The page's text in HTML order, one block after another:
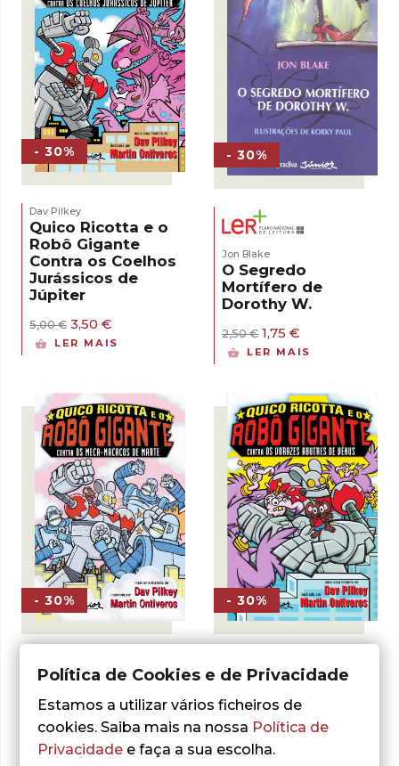
- 30%
Dav Pilkey
Quico Ricotta e o
Robô Gigante
Contra os Coelhos
Jurássicos de
Júpiter
5,00€ O
preço
3,50 €
preço
LER MAIS
- 30%
Jon Blake
O Segredo
Mortífero de
Dorothy W.
2,50€ O
preço
2,50 €.
1,75 €
preço
1,75 €.
LER MAIS
- 30%
Quico Ricotta e o
Contra os Meca-
Macacos de Marte
5,00 € O
3,50€O
- 30%
Quico Ricotta e o
Contra os Vorazes
Abutres de Vénus
5,00€ O
3,50
Política de Cookies e de Privacidade
Estamos a utilizar vários ficheiros de
cookies. Saiba mais na nossa Política de
Privacidade e faça a sua escolha.